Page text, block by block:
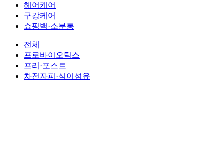
헤어케어
구강케어
쇼핑백·소분통
전체
프로바이오틱스
프리·포스트
차전자피·식이섬유